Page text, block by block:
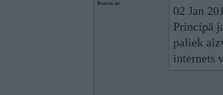
Braucu ar:
02 Jan
Principā
paliek
internets